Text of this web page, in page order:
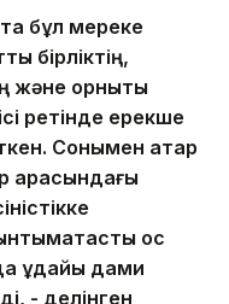
бұл мереке
бірліктің,
және орнықты
ретінде ерекше
Сонымен қатар
арасындағы
қос
ұдайы дами
- делінген